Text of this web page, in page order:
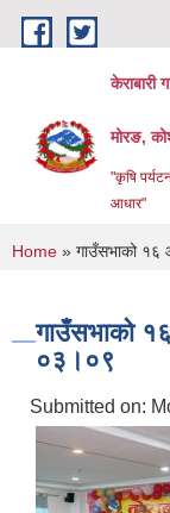
Skip to main content
केराबारी
मोरङ,
"कृषि पर्यटन
आधार"
You are
Home » गाउँसभाको
गाउँसभाको
०३।०९
Submitted on: